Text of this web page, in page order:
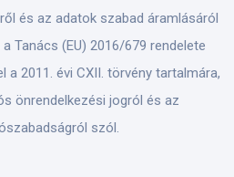
és az adatok szabad áramlásáról
Tanács (EU) 2016/679 rendelete
a 2011. évi CXII. törvény tartalmára,
önrendelkezési jogról és az
szól.